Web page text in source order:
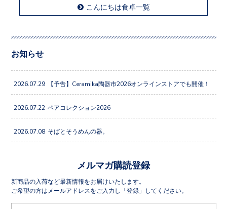
こんにちは食卓一覧
お知らせ
2026.07.29 【予告】Ceramika陶器市2026オンラインストアでも開催！
2026.07.22 ペアコレクション2026
2026.07.08 そばとそうめんの器。
メルマガ購読登録
新商品の入荷など最新情報をお届けいたします。
ご希望の方はメールアドレスをご入力し「登録」してください。